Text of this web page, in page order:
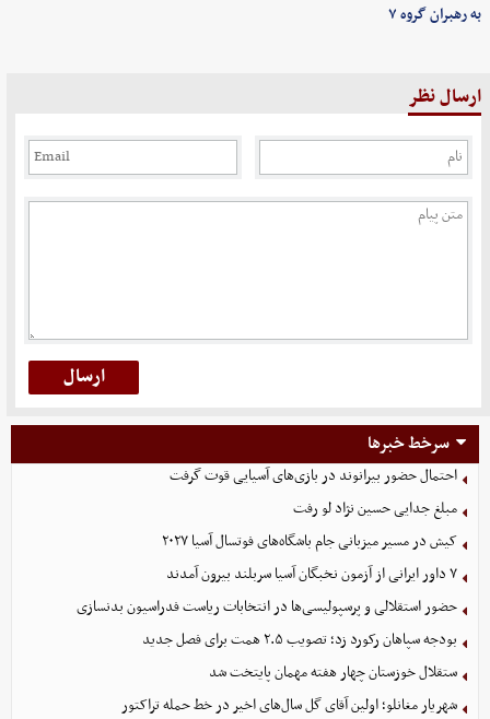
به رهبران گروه ۷
ارسال نظر
سرخط خبرها
احتمال حضور بیرانوند در بازی‌های آسیایی قوت گرفت
مبلغ جدایی حسین نژاد لو رفت
کیش در مسیر میزبانی جام باشگاه‌های فوتسال آسیا ۲۰۲۷
۷ داور ایرانی از آزمون نخبگان آسیا سربلند بیرون آمدند
حضور استقلالی و پرسپولیسی‌ها در انتخابات ریاست فدراسیون بدنسازی
بودجه سپاهان رکورد زد؛ تصویب ۲.۵ همت برای فصل جدید
ستقلال خوزستان چهار هفته مهمان پایتخت شد
شهریار مغانلو؛ اولین آقای گل سال‌های اخیر در خط حمله تراکتور